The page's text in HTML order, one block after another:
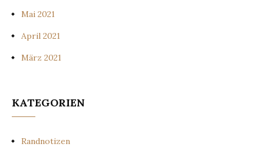
Mai 2021
April 2021
März 2021
KATEGORIEN
Randnotizen